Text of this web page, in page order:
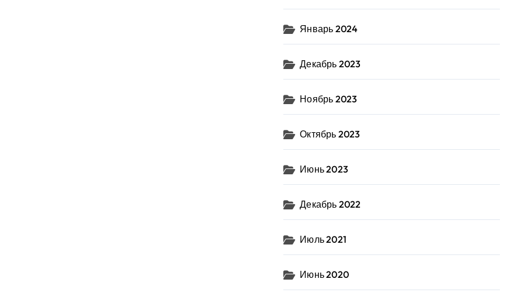
Январь 2024
Декабрь 2023
Ноябрь 2023
Октябрь 2023
Июнь 2023
Декабрь 2022
Июль 2021
Июнь 2020